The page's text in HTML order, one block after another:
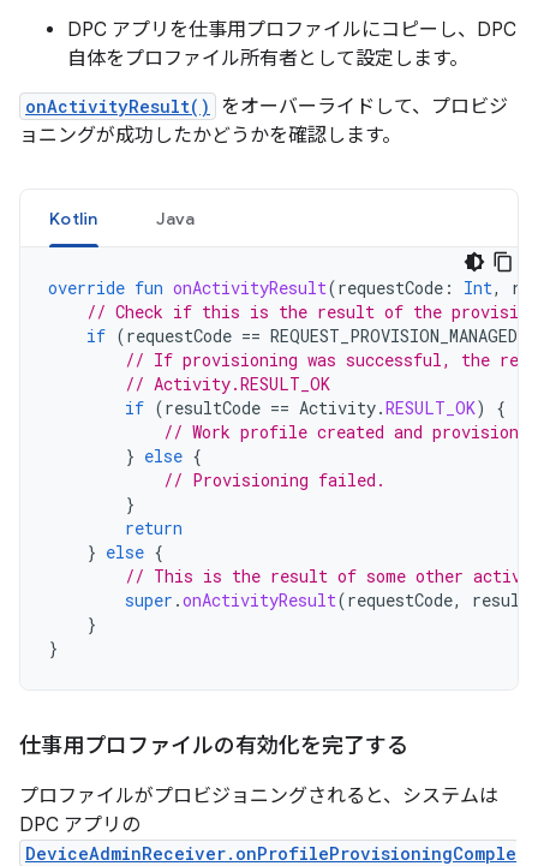
DPC アプリを仕事用プロファイルにコピーし、DPC
自体をプロファイル所有者として設定します。
onActivityResult()
をオーバーライドして、プロビジ
ョニングが成功したかどうかを確認します。
Kotlin Java
override fun onActivityResult(requestCode : Int,
// Check if this is the result of the
if (requestCode ==
// If provisioning was successful, the
// Activity.RESULT_OK
if (resultCode == Activity.RESULT_OK)
{
// Work profile created and
} else {
// Provisioning failed.
}
return
} else {
// This is the result of some other
super .onActivityResult(requestCode,
}
}
仕事用プロファイルの有効化を完了する
プロファイルがプロビジョニングされると、システムは
DPC アプリの
DeviceAdminReceiver.onProfileProvisioningComple